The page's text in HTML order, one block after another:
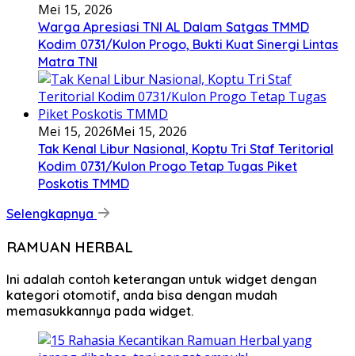
Mei 15, 2026
Warga Apresiasi TNI AL Dalam Satgas TMMD
Kodim 0731/Kulon Progo, Bukti Kuat Sinergi Lintas
Matra TNI
Mei 15, 2026Mei 15, 2026
Tak Kenal Libur Nasional, Koptu Tri Staf Teritorial
Kodim 0731/Kulon Progo Tetap Tugas Piket
Poskotis TMMD
Selengkapnya
RAMUAN HERBAL
Ini adalah contoh keterangan untuk widget dengan
kategori otomotif, anda bisa dengan mudah
memasukkannya pada widget.